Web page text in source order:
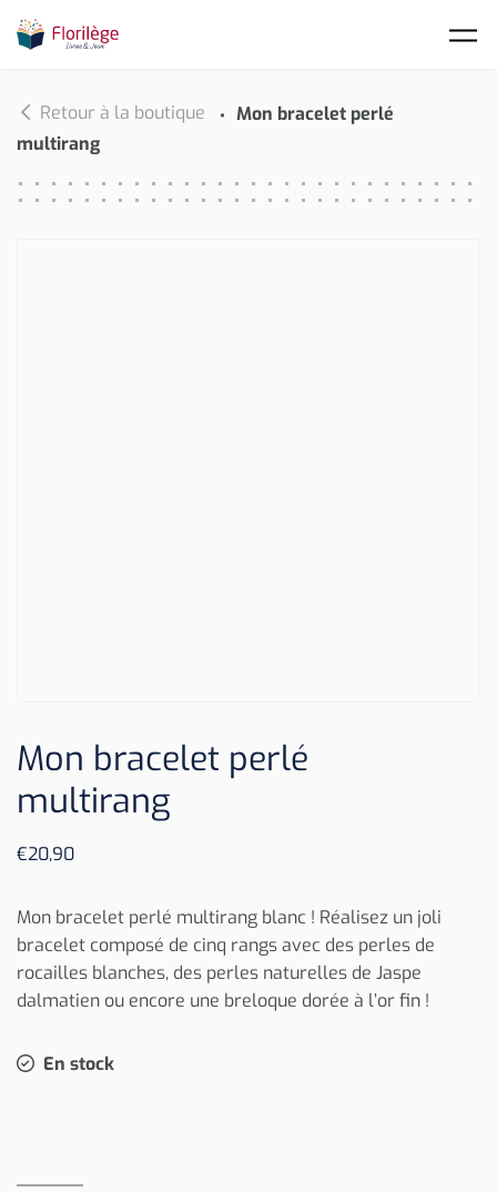
Retour à la boutique
Mon bracelet perlé
multirang
Mon bracelet perlé
multirang
€20,90
Mon bracelet perlé multirang blanc ! Réalisez un joli
bracelet composé de cinq rangs avec des perles de
rocailles blanches, des perles naturelles de Jaspe
dalmatien ou encore une breloque dorée à l’or fin !
En stock